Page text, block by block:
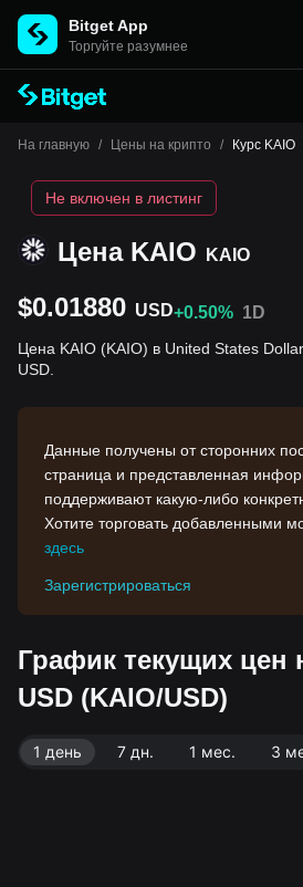
Bitget App
Торгуйте разумнее
На главную / Цены на крипто / Курс KAIO
Цена KAIO KAIO
Не включен в листинг
$0.01880 USD+0.50% 1D
Цена KAIO (KAIO) в United States
USD.
Данные получены от сторонних
страница и представленная
поддерживают какую-либо
Хотите торговать добавленными
здесь
Зарегистрироваться
График текущих цен
USD (KAIO/USD)
1 день 7 дн. 1 мес. 3